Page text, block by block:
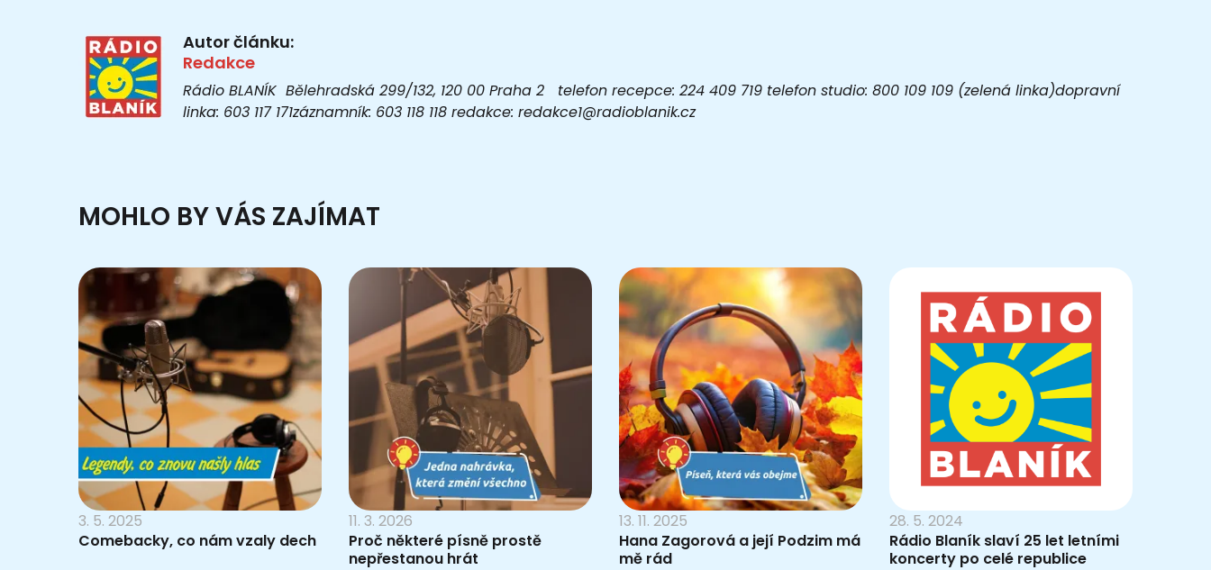
Autor článku:
Redakce
Rádio BLANÍK Bělehradská 299/132, 120 00 Praha 2 telefon recepce: 224 409 719 telefon studio: 800 109 109 (zelená linka)dopravní
linka: 603 117 171záznamník: 603 118 118 redakce: redakce1@radioblanik.cz
MOHLO BY VÁS ZAJÍMAT
3. 5. 2025
Comebacky, co nám vzaly dech
11. 3. 2026
Proč některé písně prostě
nepřestanou hrát
13. 11. 2025
Hana Zagorová a její Podzim má
mě rád
28. 5. 2024
Rádio Blaník slaví 25 let letními
koncerty po celé republice